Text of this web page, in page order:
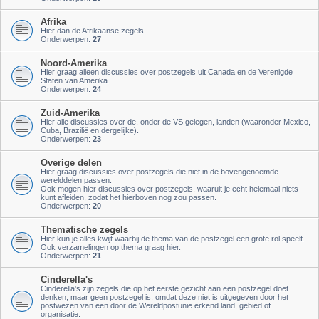
Afrika
Hier dan de Afrikaanse zegels.
Onderwerpen: 27
Noord-Amerika
Hier graag alleen discussies over postzegels uit Canada en de Verenigde
Staten van Amerika.
Onderwerpen: 24
Zuid-Amerika
Hier alle discussies over de, onder de VS gelegen, landen (waaronder Mexico,
Cuba, Brazilië en dergelijke).
Onderwerpen: 23
Overige delen
Hier graag discussies over postzegels die niet in de bovengenoemde
werelddelen passen.
Ook mogen hier discussies over postzegels, waaruit je echt helemaal niets
kunt afleiden, zodat het hierboven nog zou passen.
Onderwerpen: 20
Thematische zegels
Hier kun je alles kwijt waarbij de thema van de postzegel een grote rol speelt.
Ook verzamelingen op thema graag hier.
Onderwerpen: 21
Cinderella's
Cinderella's zijn zegels die op het eerste gezicht aan een postzegel doet
denken, maar geen postzegel is, omdat deze niet is uitgegeven door het
postwezen van een door de Wereldpostunie erkend land, gebied of
organisatie.